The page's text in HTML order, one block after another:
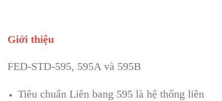
Giới thiệu
FED-STD-595, 595A và 595B
Tiêu chuẩn Liên bang 595 là hệ thống liên